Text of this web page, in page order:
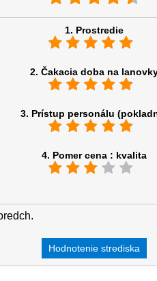
1. Prostredie
2. Čakacia doba na
3. Prístup personálu
4. Pomer cena : kvalita
Hodnotenie strediska